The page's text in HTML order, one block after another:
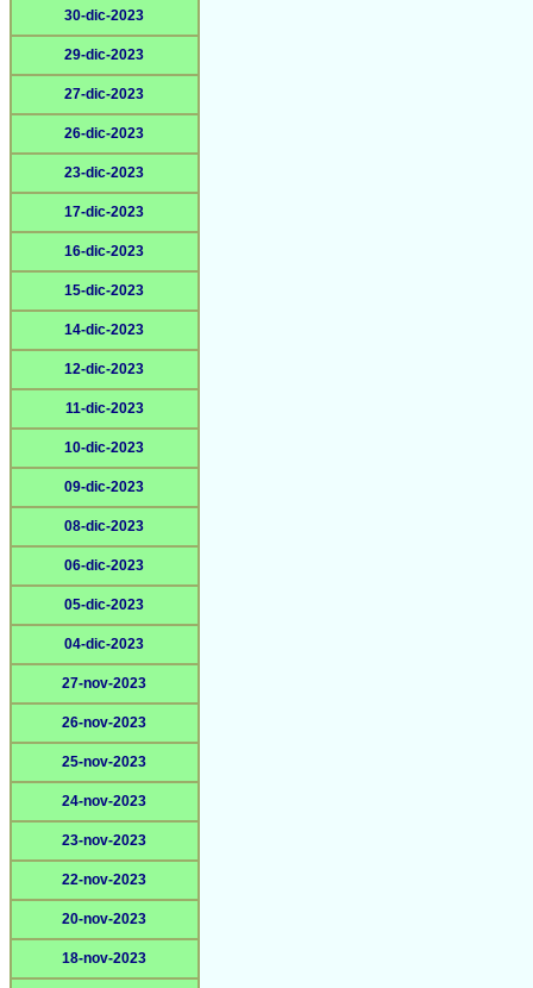
30-dic-2023
29-dic-2023
27-dic-2023
26-dic-2023
23-dic-2023
17-dic-2023
16-dic-2023
15-dic-2023
14-dic-2023
12-dic-2023
11-dic-2023
10-dic-2023
09-dic-2023
08-dic-2023
06-dic-2023
05-dic-2023
04-dic-2023
27-nov-2023
26-nov-2023
25-nov-2023
24-nov-2023
23-nov-2023
22-nov-2023
20-nov-2023
18-nov-2023